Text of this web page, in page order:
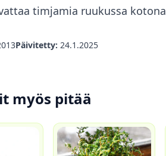
timjamia ruukussa kotona
Päivitetty: 24.1.2025
myös pitää